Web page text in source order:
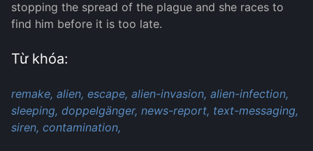
stopping the spread of the plague and she races to
find him before it is too late.
Từ khóa:
remake, alien, escape, alien-invasion, alien-infection,
sleeping, doppelgänger, news-report, text-messaging,
siren, contamination,